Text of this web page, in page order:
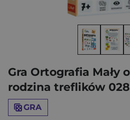
Gra Ortografia Mały
rodzina treflików
GRA